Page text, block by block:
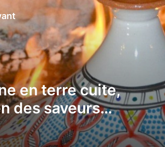
en terre cuite,
des saveurs
de la cuisine